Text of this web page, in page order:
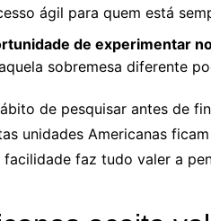
ágil para quem está
de experimentar
sobremesa diferente
de pesquisar antes de
unidades Americanas
facilidade faz tudo valer a